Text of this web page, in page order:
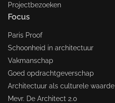
Projectbezoeken
Focus
Paris Proof
Schoonheid in architectuur
Vakmanschap
Goed opdrachtgeverschap
Architectuur als culturele waarde
Mevr. De Architect 2.0